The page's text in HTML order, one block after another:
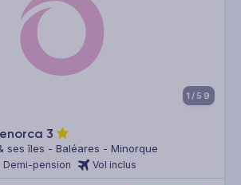
1/59
3
ses îles - Baléares - Minorque
Demi-pension Vol inclus